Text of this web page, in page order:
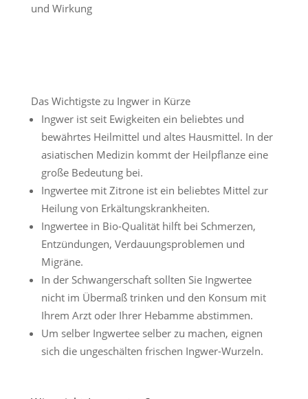
und Wirkung
Das Wichtigste zu Ingwer in Kürze
Ingwer ist seit Ewigkeiten ein beliebtes und
bewährtes Heilmittel und altes Hausmittel. In der
asiatischen Medizin kommt der Heilpflanze eine
große Bedeutung bei.
Ingwertee mit Zitrone ist ein beliebtes Mittel zur
Heilung von Erkältungskrankheiten.
Ingwertee in Bio-Qualität hilft bei Schmerzen,
Entzündungen, Verdauungsproblemen und
Migräne.
In der Schwangerschaft sollten Sie Ingwertee
nicht im Übermaß trinken und den Konsum mit
Ihrem Arzt oder Ihrer Hebamme abstimmen.
Um selber Ingwertee selber zu machen, eignen
sich die ungeschälten frischen Ingwer-Wurzeln.